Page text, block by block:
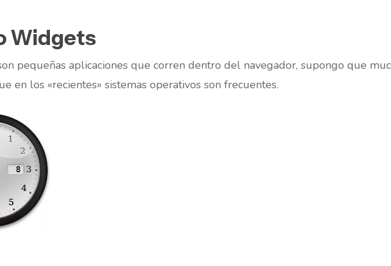
Widgets
pequeñas aplicaciones que corren dentro del navegador, supongo que
en los «recientes» sistemas operativos son frecuentes.